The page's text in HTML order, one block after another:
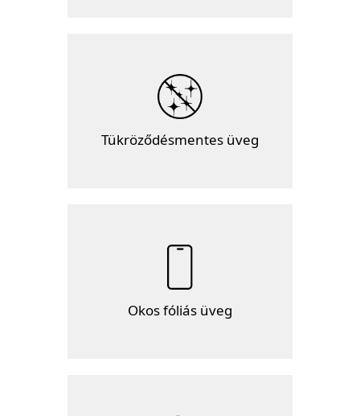
Tükröződésmentes üveg
Okos fóliás üveg